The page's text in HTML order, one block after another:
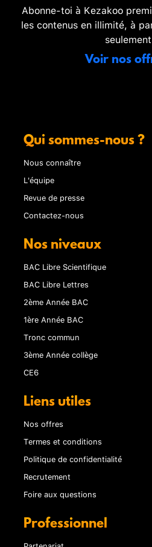
Abonne-toi à Kezakoo
les contenus en illimité, à
Voir nos
Qui sommes-nous ?
Nous connaître
L'équipe
Revue de presse
Contactez-nous
Nos niveaux
BAC Libre Scientifique
BAC Libre Lettres
2ème Année BAC
1ère Année BAC
Tronc commun
3ème Année collège
CE6
Liens utiles
Nos offres
Termes et conditions
Politique de confidentialité
Recrutement
Foire aux questions
Professionnel